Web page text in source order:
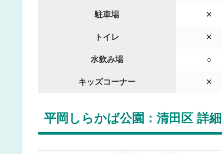
駐車場 ✕
トイレ ✕
水飲み場 ○
キッズコーナー ✕
平岡しらかば公園：清田区 詳細